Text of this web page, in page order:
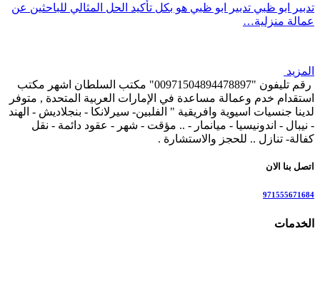
تدبير ابو ظبي تدبير ابو ظبي هو بكل تأكيد الحل المثالي للباحثين عن
عمالة منزلية…
المزيد
رقم تليفون "00971504894478897" مكتب السلطان اشهر مكتب
استقدام خدم وعمالة مساعدة في الإمارات العربية المتحدة , متوفر
لدينا جنسيات اسيوية وافريقية " الفلبين- سيرلانكا - بنجلاديش - الهند
- نيبال - اندونيسيا - ميانمار - .. مؤقت - شهر - عقود دائمة - نقل
كفالة- تنازل .. للحجز والاستشارة .
اتصل بنا الان
971555671684
الخدمات